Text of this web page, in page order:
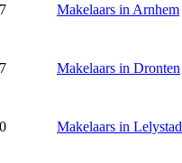
Makelaars in Arnhem
Makelaars in Dronten
Makelaars in Lelystad